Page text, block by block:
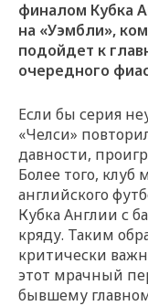
финалом Кубка
на «Уэмбли»,
подойдет к
очередного
Если бы серия
«Челси»
давности,
Более того, клуб
английского
Кубка Англии с
кряду. Таким
критически
этот мрачный
бывшему